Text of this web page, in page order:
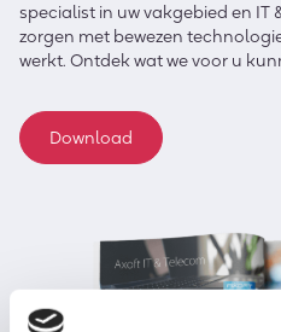
specialist in uw vakgebied en IT
zorgen met bewezen
werkt. Ontdek wat we voor u
Download